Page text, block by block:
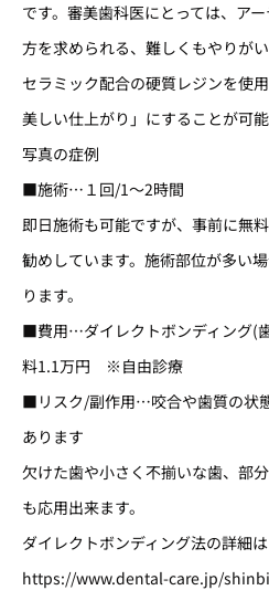
です。審美歯科医にとっては、ア
方を求められる、難しくもやりが
セラミック配合の硬質レジンを使
美しい仕上がり」にすることが可能
写真の症例
■施術…１回/1～2時間
即日施術も可能ですが、事前に無
勧めしています。施術部位が多い
ります。
■費用…ダイレクトボンディング(
料1.1万円 ※自由診療
■リスク/副作用…咬合や歯質の状
あります
欠けた歯や小さく不揃いな歯、部
も応用出来ます。
ダイレクトボンディング法の詳細
https://www.dental-care.jp/